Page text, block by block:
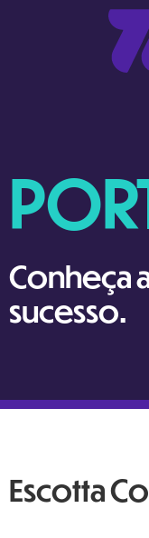
Conheça
sucesso.
Escotta